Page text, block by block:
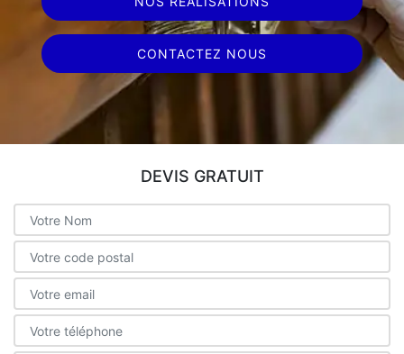
CONTACTEZ NOUS
DEVIS GRATUIT